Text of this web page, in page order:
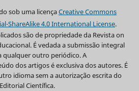
sob uma licençaCreative Commons
ShareAlike 4.0 International License.
são de propriedade da Revista on
É vedada a submissão integral
qualquer outro periódico. A
dos artigos é exclusiva dos autores. É
idioma sem a autorização escrita do
Científica.